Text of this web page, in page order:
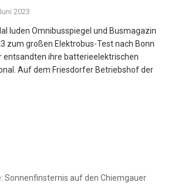
2023
luden Omnibusspiegel und Busmagazin
zum großen Elektrobus-Test nach Bonn
entsandten ihre batterieelektrischen
Auf dem Friesdorfer Betriebshof der
Sonnenfinsternis auf den Chiemgauer